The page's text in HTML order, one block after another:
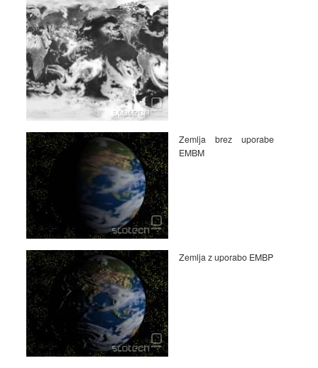
Zemlja brez uporabe
EMBM
Zemlja z uporabo EMBP